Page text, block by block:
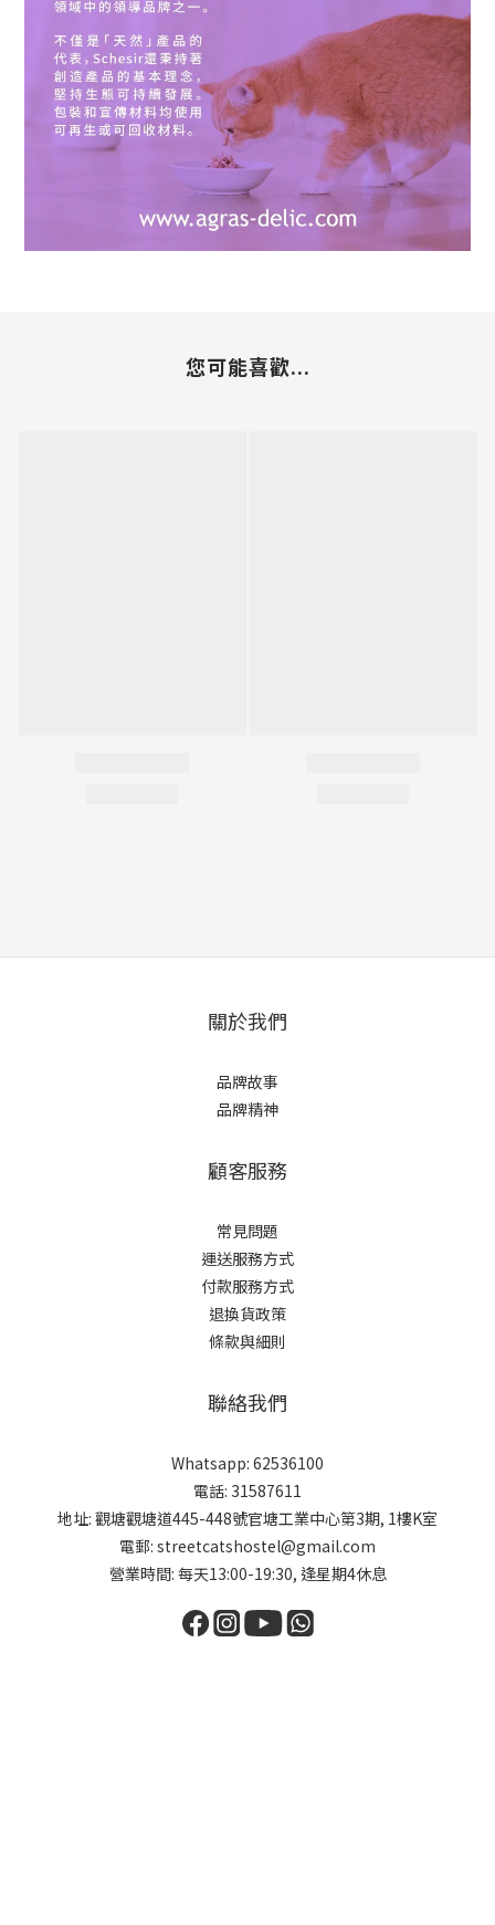
您可能喜歡...
關於我們
品牌故事
品牌精神
顧客服務
常見問題
運送服務方式
付款服務方式
退換貨政策
條款與細則
聯絡我們
Whatsapp: 62536100
電話: 31587611
地址: 觀塘觀塘道445-448號官塘工業中心第3期, 1樓K室
電郵: streetcatshostel@gmail.com
營業時間: 每天13:00-19:30, 逢星期4休息